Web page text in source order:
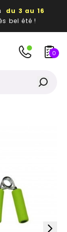
du 3 au 16
bel été !
0